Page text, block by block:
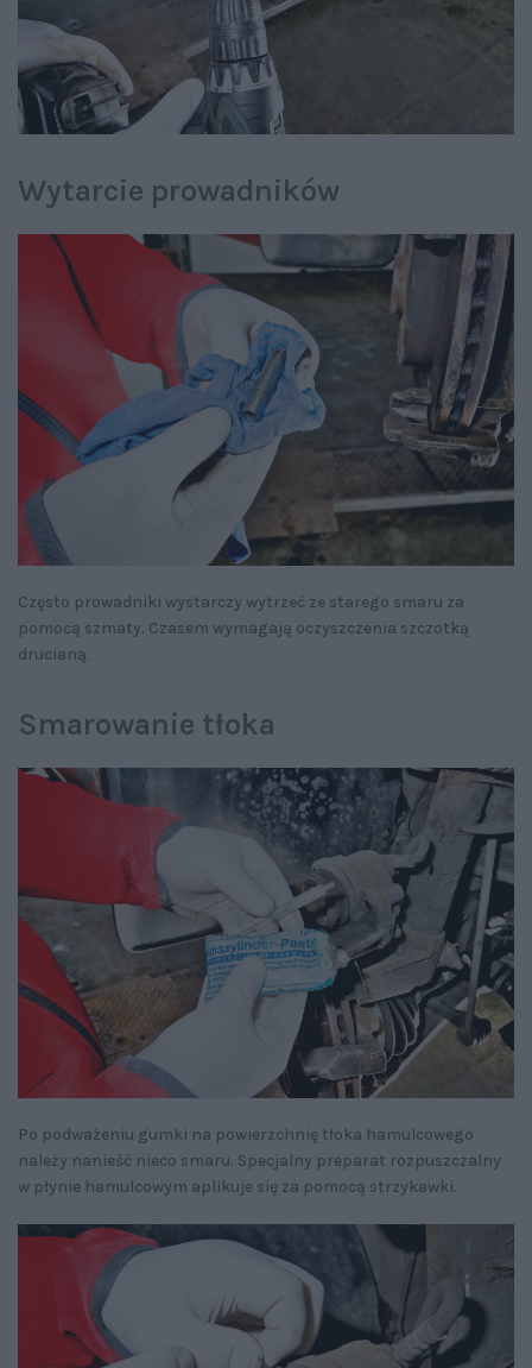
Wytarcie prowadników
Często prowadniki wystarczy wytrzeć ze starego smaru za
pomocą szmaty. Czasem wymagają oczyszczenia szczotką
drucianą.
Smarowanie tłoka
Po podważeniu gumki na powierzchnię tłoka hamulcowego
należy nanieść nieco smaru. Specjalny preparat rozpuszczalny
w płynie hamulcowym aplikuje się za pomocą strzykawki.